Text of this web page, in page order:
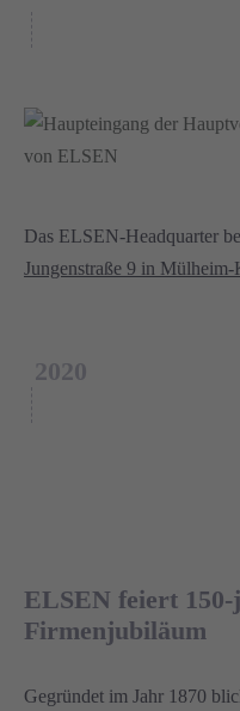
Das ELSEN-Headquarter
Jungenstraße 9 in
2020
ELSEN feiert 150-
Firmenjubiläum
Gegründet im Jahr 1870